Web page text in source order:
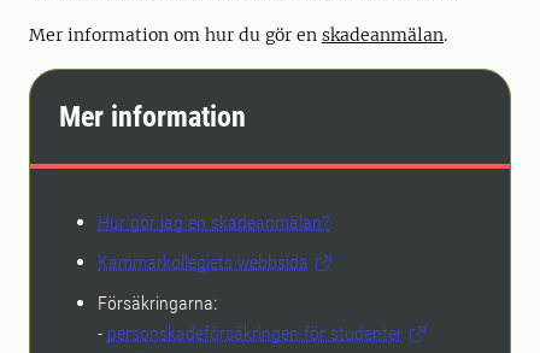
Mer information om hur du gör en skadeanmälan.
Mer information
Hur gör jag en skadeanmälan?
Kammarkollegiets webbsida
Försäkringarna:
- personskadeförsäkringen för studenter